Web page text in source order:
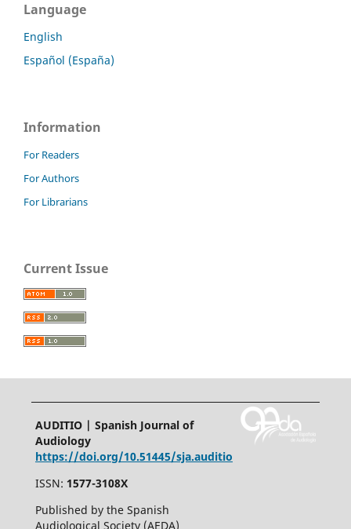
Language
English
Español (España)
Information
For Readers
For Authors
For Librarians
Current Issue
AUDITIO | Spanish Journal of
Audiology
https://doi.org/10.51445/sja.auditio
ISSN: 1577-3108X
Published by the Spanish
Audiological Society (AEDA)